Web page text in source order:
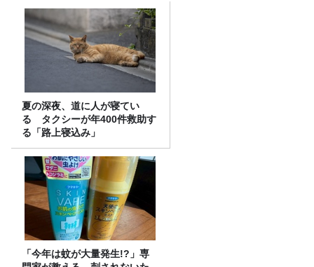
夏の深夜、道に人が寝てい
る タクシーが年400件救助す
る「路上寝込み」
「今年は蚊が大量発生!?」専